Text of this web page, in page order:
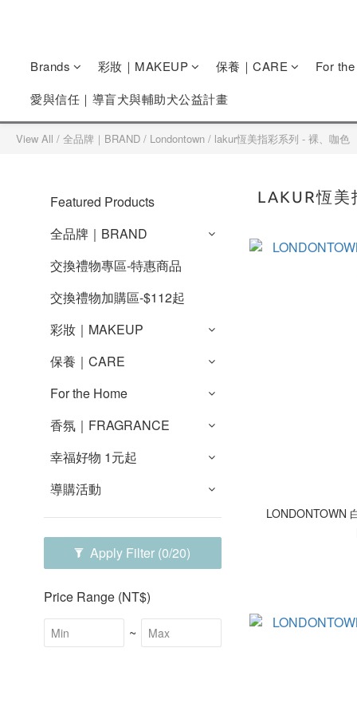
Brands 彩妝｜MAKEUP 保養｜CARE For
愛與信任｜導盲犬與輔助犬公益計畫
View All / 全品牌｜BRAND / Londontown / lakur恆美指彩系列 - 裸、咖色
Featured Products
全品牌｜BRAND
交換禮物專區-特惠商品
交換禮物加購區-$112起
彩妝｜MAKEUP
保養｜CARE
For the Home
香氛｜FRAGRANCE
幸福好物 1元起
導購活動
Apply Filter (0/20)
Price Range (NT$)
~
LAKUR恆美
LONDONTOWN